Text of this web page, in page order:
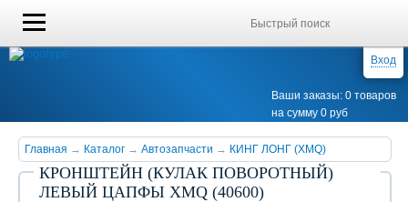
Вход
Ваши заказы: 0 товаров
на сумму 0 руб
Главная → Каталог → Автозапчасти → КИНГ ЛОНГ (XMQ)
КРОНШТЕЙН (КУЛАК ПОВОРОТНЫЙ)
ЛЕВЫЙ ЦАПФЫ XMQ (40600)